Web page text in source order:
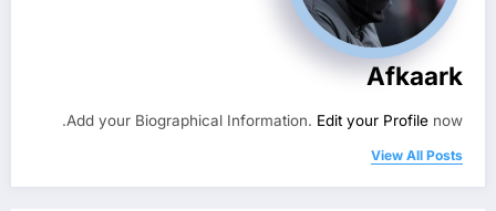
Afkaark
Add your Biographical Information. Edit your Profile now.
View All Posts